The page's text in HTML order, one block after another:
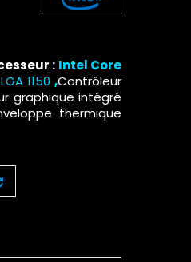
: Intel Core
1150,Contrôleur
graphique intégré
thermique